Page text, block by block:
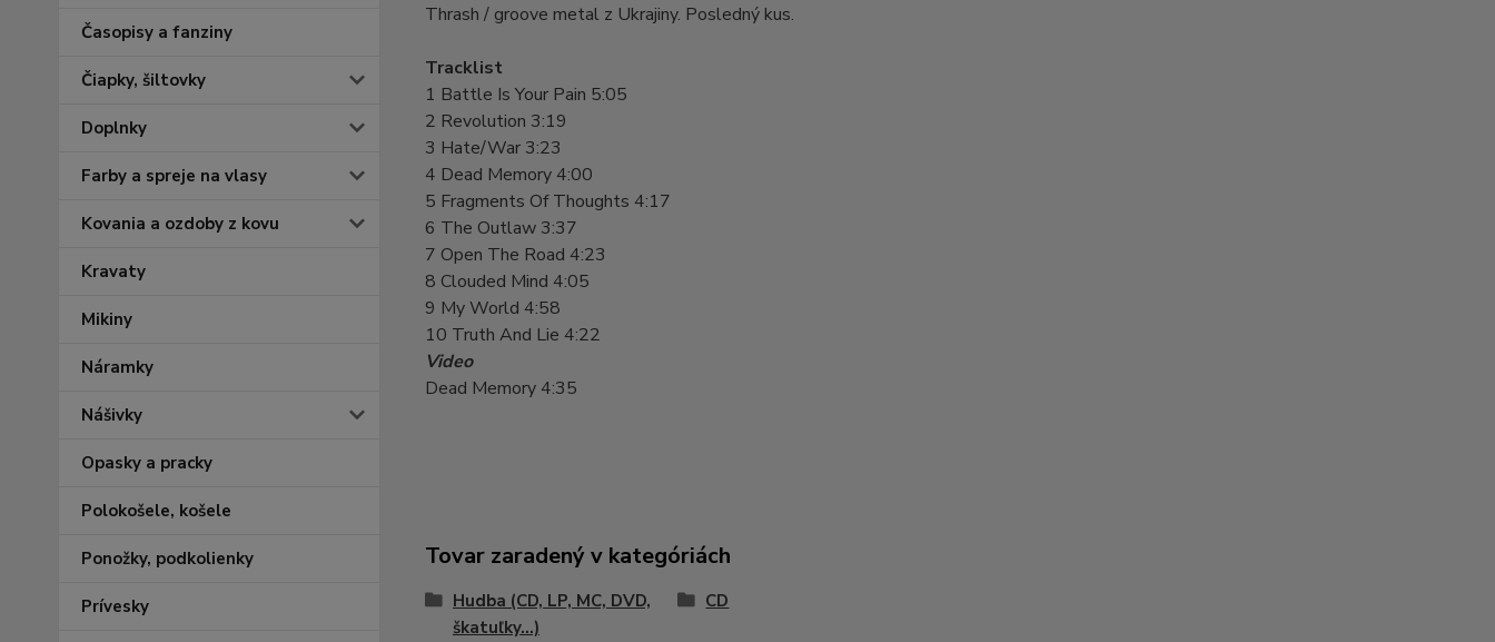
Časopisy a fanziny
Čiapky, šiltovky
Doplnky
Farby a spreje na vlasy
Kovania a ozdoby z kovu
Kravaty
Mikiny
Náramky
Nášivky
Opasky a pracky
Polokošele, košele
Ponožky, podkolienky
Prívesky
Thrash / groove metal z Ukrajiny. Posledný kus.
Tracklist
1 Battle Is Your Pain 5:05
2 Revolution 3:19
3 Hate/War 3:23
4 Dead Memory 4:00
5 Fragments Of Thoughts 4:17
6 The Outlaw 3:37
7 Open The Road 4:23
8 Clouded Mind 4:05
9 My World 4:58
10 Truth And Lie 4:22
Video
Dead Memory 4:35
Tovar zaradený v kategóriách
Hudba (CD, LP, MC, DVD,
škatuľky...)
CD